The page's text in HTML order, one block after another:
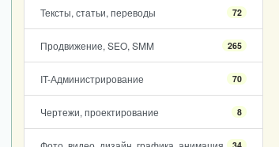
Тексты, статьи, переводы 72
Продвижение, SEO, SMM 265
IT-Администрирование 70
Чертежи, проектирование 8
34